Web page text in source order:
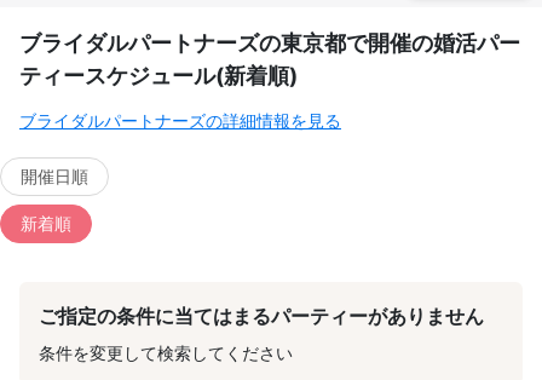
ブライダルパートナーズの東京都で開催の婚活パー
ティースケジュール(新着順)
ブライダルパートナーズの詳細情報を見る
開催日順
新着順
ご指定の条件に当てはまるパーティーがありません
条件を変更して検索してください